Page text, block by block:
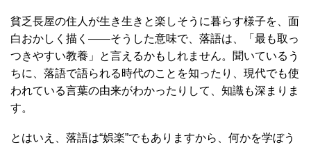
貧乏長屋の住人が生き生きと楽しそうに暮らす様子を、面
白おかしく描く――そうした意味で、落語は、「最も取っ
つきやすい教養」と言えるかもしれません。聞いているう
ちに、落語で語られる時代のことを知ったり、現代でも使
われている言葉の由来がわかったりして、知識も深まりま
す。
とはいえ、落語は“娯楽”でもありますから、何かを学ぼう